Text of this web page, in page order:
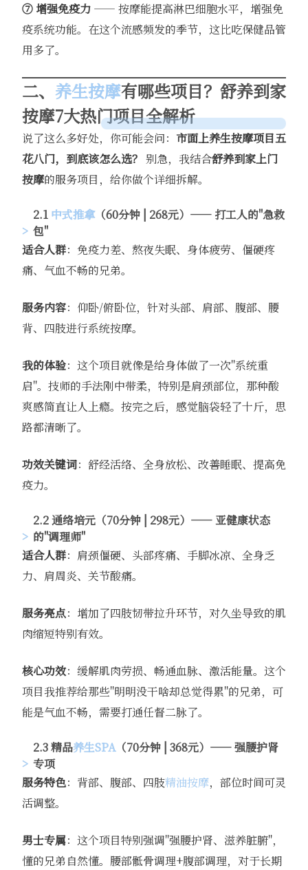
⑦ 增强免疫力—— 按摩能提高淋巴细胞水平，增强免
疫系统功能。在这个流感频发的季节，这比吃保健品管
用多了。
二、 养生按摩有哪些项目？ 舒养到家
按摩7大热门项目全解析
说了这么多好处，你可能会问： 市面上养生按摩项目五
花八门，到底该怎么选？ 别急，我结合舒养到家上门
按摩的服务项目，给你做个详细拆解。
2.1 中式推拿（60分钟 | 268元）—— 打工人的"急救
包"
适合人群：免疫力差、熬夜失眠、身体疲劳、僵硬疼
痛、气血不畅的兄弟。
服务内容：仰卧/俯卧位，针对头部、肩部、腹部、腰
背、四肢进行系统按摩。
我的体验：这个项目就像是给身体做了一次"系统重
启"。技师的手法刚中带柔，特别是肩颈部位，那种酸
爽感简直让人上瘾。按完之后，感觉脑袋轻了十斤，思
路都清晰了。
功效关键词：舒经活络、全身放松、改善睡眠、提高免
疫力。
2.2 通络培元（70分钟 | 298元）—— 亚健康状态
的"调理师"
适合人群：肩颈僵硬、头部疼痛、手脚冰凉、全身乏
力、肩周炎、关节酸痛。
服务亮点：增加了四肢韧带拉升环节，对久坐导致的肌
肉缩短特别有效。
核心功效：缓解肌肉劳损、畅通血脉、激活能量。这个
项目我推荐给那些"明明没干啥却总觉得累"的兄弟，可
能是气血不畅，需要打通任督二脉了。
2.3 精品养生SPA（70分钟 | 368元）—— 强腰护肾
专项
服务特色：背部、腹部、四肢精油按摩，部位时间可灵
活调整。
男士专属：这个项目特别强调"强腰护肾、滋养脏腑"，
懂的兄弟自然懂。腰部骶骨调理+腹部调理，对于长期